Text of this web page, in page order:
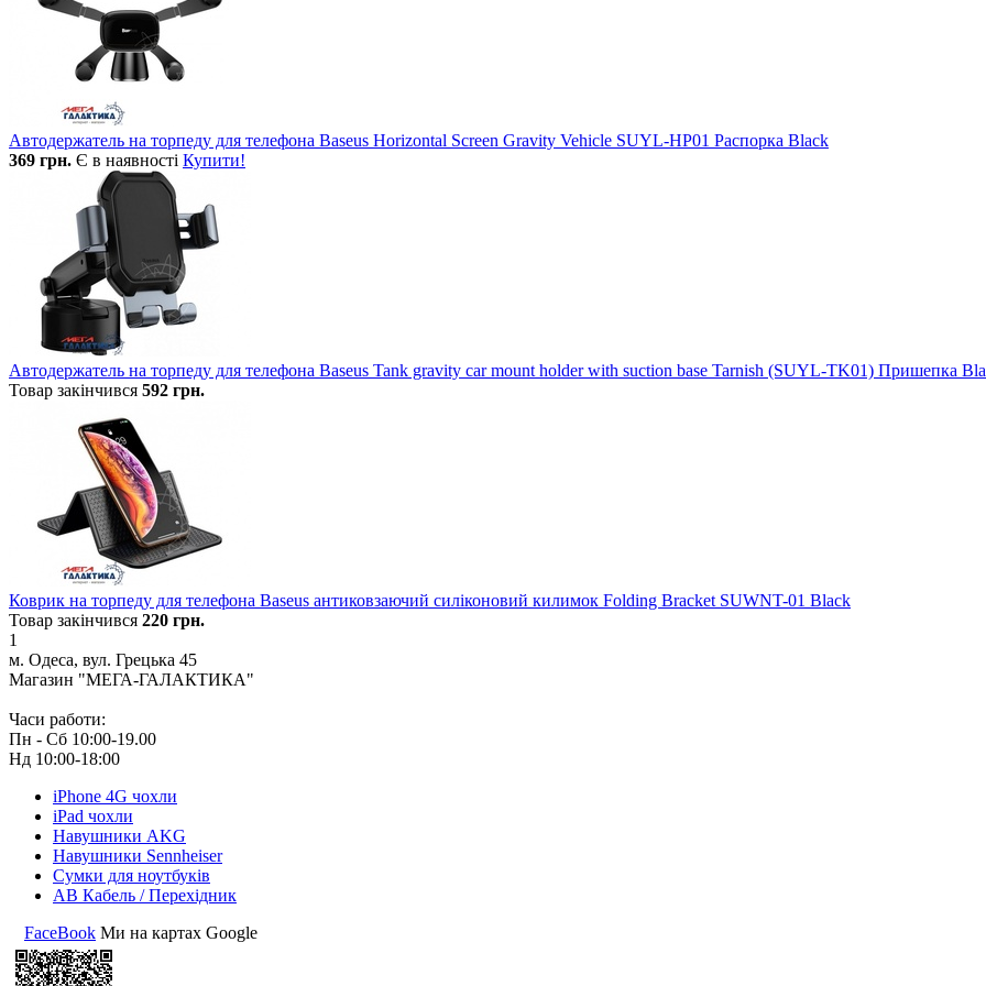
Автодержатель на торпеду для телефона Baseus Horizontal Screen Gravity Vehicle SUYL-HP01 Распорка Black
369 грн. Є в наявності Купити!
Автодержатель на торпеду для телефона Baseus Tank gravity car mount holder with suction base Tarnish (SUYL-TK01) Пришепка
Товар закінчився 592 грн.
Коврик на торпеду для телефона Baseus антиковзаючий силіконовий килимок Folding Bracket SUWNT-01 Black
Товар закінчився 220 грн.
1
м. Одеса, вул. Грецька 45
Магазин "МЕГА-ГАЛАКТИКА"
Часи работи:
Пн - Сб 10:00-19.00
Нд 10:00-18:00
iPhone 4G чохли
iPad чохли
Навушники AKG
Навушники Sennheiser
Сумки для ноутбуків
АВ Кабель / Перехідник
FaceBook Ми на картах Google